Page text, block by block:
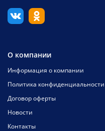
О компании
Информация о компании
Политика конфиденциальности
Договор оферты
Новости
Контакты